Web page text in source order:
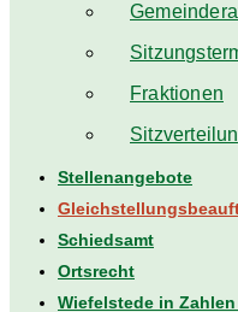
Fraktionen
Stellenangebote
Schiedsamt
Ortsrecht
Wiefelstede in Zahlen